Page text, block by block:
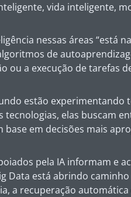
vida inteligente,
nessas áreas
de
a execução de tarefas
estão experimentando
tecnologias, elas buscam
em decisões mais
pela IA informam e
está abrindo
a recuperação